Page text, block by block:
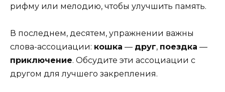
рифму или мелодию, чтобы улучшить память.
В последнем, десятем, упражнении важны
слова-ассоциации: кошка — друг, поездка —
приключение. Обсудите эти ассоциации с
другом для лучшего закрепления.